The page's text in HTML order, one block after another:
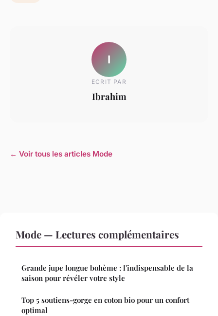
I
ECRIT PAR
Ibrahim
← Voir tous les articles Mode
Mode — Lectures complémentaires
Grande jupe longue bohème : l'indispensable de la
saison pour révéler votre style
Top 5 soutiens-gorge en coton bio pour un confort
optimal